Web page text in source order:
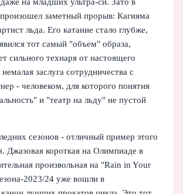
даже на младших ультра-си. Зато в
заметный прорыв: Кагияма
льда. Его катание стало глубже,
тот самый "объем" образа,
сильного технаря от настоящего
заслуга сотрудничества с
- человеком, для которого понятия
и "театр на льду" не пустой
сезонов - отличный пример этого
Джазовая короткая на Олимпиаде в
произвольная на "Rain in Your
24 уже вошли в